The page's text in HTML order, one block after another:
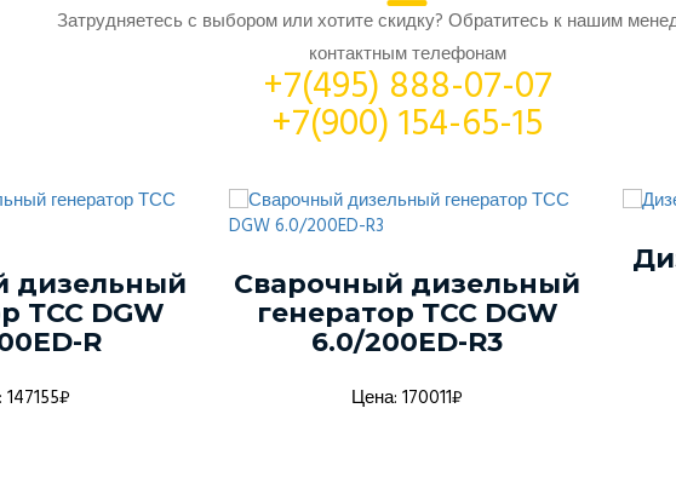
Затрудняетесь с выбором или хотите скидку? Обратитесь к нашим
контактным телефонам
+7(495) 888-07-07
+7(900) 154-65-15
дизельный
ТСС DGW
R
Сварочный дизельный
генератор ТСС DGW
6.0/200ED-R3
Цена: 170011₽